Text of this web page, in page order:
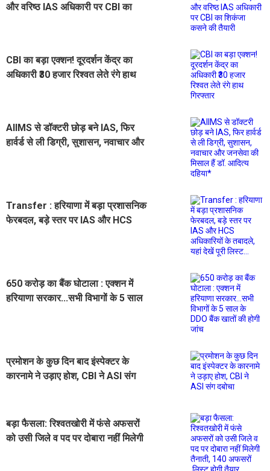
और वरिष्ठ IAS अधिकारी पर CBI का
CBI का बड़ा एक्शन! दूरदर्शन केंद्र का
अधिकारी ₹30 हजार रिश्वत लेते रंगे हाथ
AIIMS से डॉक्टरी छोड़ बने IAS, फिर
हार्वर्ड से ली डिग्री, सुशासन, नवाचार और
Transfer : हरियाणा में बड़ा प्रशासनिक
फेरबदल, बड़े स्तर पर IAS और HCS
650 करोड़ का बैंक घोटाला : एक्शन में
हरियाणा सरकार...सभी विभागों के 5 साल
प्रमोशन के कुछ दिन बाद इंस्पेक्टर के
कारनामे ने उड़ाए होश, CBI ने ASI संग
बड़ा फैसला: रिश्वतखोरी में फंसे अफसरों
को उसी जिले व पद पर दोबारा नहीं मिलेगी